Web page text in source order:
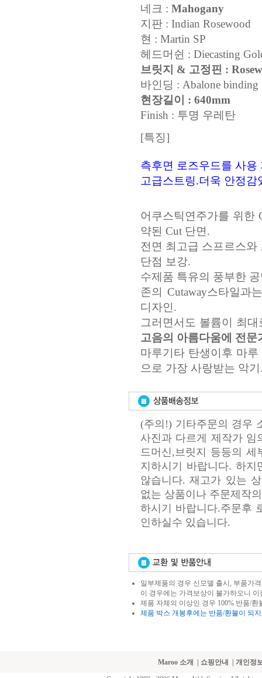
네크 : Mahogany
지판 : Indian Rosewood
현 : Martin SP
헤드머쉰 : Diecasting
브릿지 & 고정핀 :
바인딩 : Abalone binding
현장길이 : 640mm
Finish : 투명 우레탄
[특징]
측후면 로즈우드를 사
고급스트링.더욱 안정감
어쿠스틱연주가를 위한
약된 Cut 단면.
전면 최고급 스프르스와
단점 보강.
수제품 특유의 풍부한
존의 Cutaway스타일과
디자인.
그러면서도 볼륨이 최
고음의 아름다움에 전
마루기타 탄생이후 마
으로 가장 사랑받는 악
(주의!) 기타주문의 경우
사진과 다르게 제작가 임
드머신,브릿지 등등의
지하시기 바랍니다. 하
않습니다. 재고가 있는
없는 상품이나 주문제작
하시기 바랍니다.주문후
인하실수 있습니다.
일부제품의 경우 신모델 출시, 부품가
이 경우에는 가격보상이 불가하오니
제품 자체의 이상인 경우 100% 반품/환
제품 박스 개봉후에는 반품/환불이 되
Maroo 소개 쇼핑안내 |개인정